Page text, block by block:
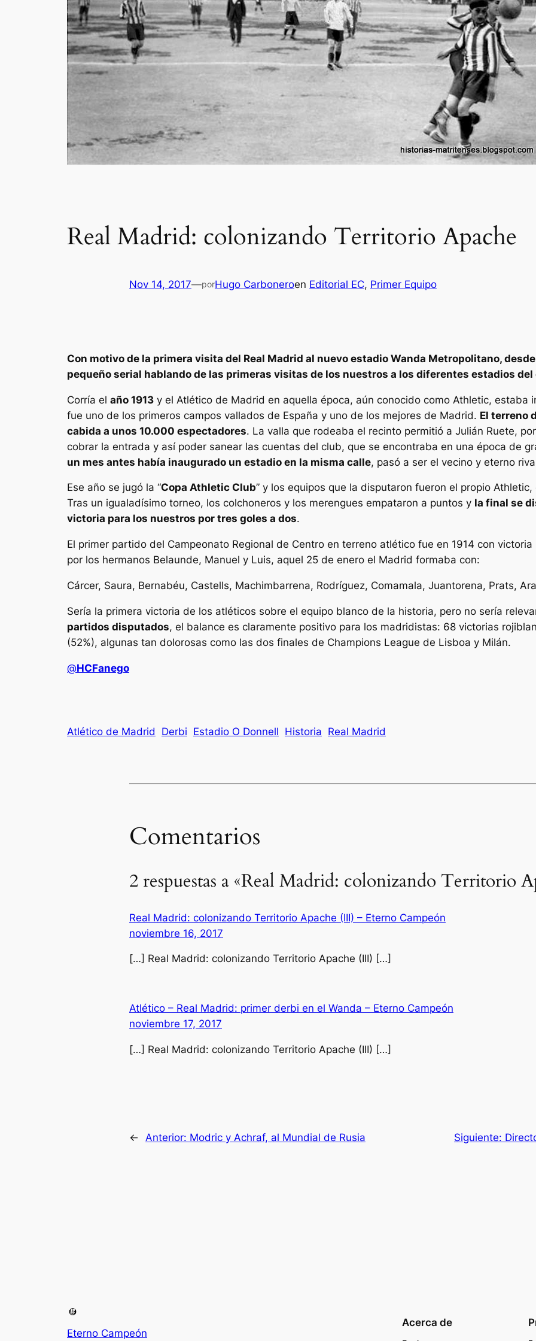
Real Madrid: colonizando Territorio Apache
Nov 14, 2017—porHugo Carboneroen Editorial EC, Primer Equipo
Con motivo de la primera visita del Real Madrid al nuevo estadio Wanda Metropolitano,
pequeño serial hablando de las primeras visitas de los nuestros a los diferentes estadios del
Corría el año 1913 y el Atlético de Madrid en aquella época, aún conocido como Athletic, estaba
fue uno de los primeros campos vallados de España y uno de los mejores de Madrid. El terreno
cabida a unos 10.000 espectadores. La valla que rodeaba el recinto permitió a Julián Ruete,
cobrar la entrada y así poder sanear las cuentas del club, que se encontraba en una época de
un mes antes había inaugurado un estadio en la misma calle, pasó a ser el vecino y eterno
Ese año se jugó la “Copa Athletic Club” y los equipos que la disputaron fueron el propio
Tras un igualadísimo torneo, los colchoneros y los merengues empataron a puntos y la final se
victoria para los nuestros por tres goles a dos.
El primer partido del Campeonato Regional de Centro en terreno atlético fue en 1914 con
por los hermanos Belaunde, Manuel y Luis, aquel 25 de enero el Madrid formaba con:
Cárcer, Saura, Bernabéu, Castells, Machimbarrena, Rodríguez, Comamala, Juantorena, Prats,
Sería la primera victoria de los atléticos sobre el equipo blanco de la historia, pero no sería
partidos disputados, el balance es claramente positivo para los madridistas: 68 victorias
(52%), algunas tan dolorosas como las dos finales de Champions League de Lisboa y Milán.
@HCFanego
Atlético de Madrid Derbi Estadio O Donnell Historia Real Madrid
Comentarios
2 respuestas a «Real Madrid: colonizando Territorio
Real Madrid: colonizando Territorio Apache (III) – Eterno Campeón
noviembre 16, 2017
[…] Real Madrid: colonizando Territorio Apache (III) […]
Atlético – Real Madrid: primer derbi en el Wanda – Eterno Campeón
noviembre 17, 2017
[…] Real Madrid: colonizando Territorio Apache (III) […]
← Anterior: Modric y Achraf, al Mundial de Rusia Siguiente:
Eterno Campeón
Acerca de